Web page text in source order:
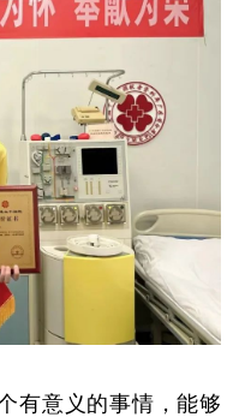
有意义的事情，能够